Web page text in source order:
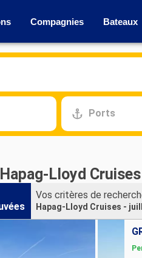
Compagnies Bateaux
Ports
Lloyd
Vos critères de
Hapag-Lloyd Cruises -